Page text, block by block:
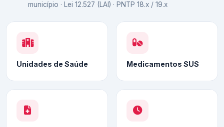
município · Lei 12.527 (LAI) · PNTP 18.x / 19.x
Unidades de Saúde Medicamentos SUS